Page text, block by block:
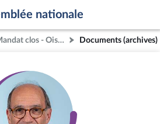
nationale
M. Éric Woerth - Mandat clos - Oise (4e circonscription) Documents (archives)